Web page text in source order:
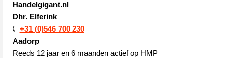
Handelgigant.nl
Dhr. Elferink
+31 (0)546 700 230
Aadorp
Reeds 12 jaar en 6 maanden actief op HMP